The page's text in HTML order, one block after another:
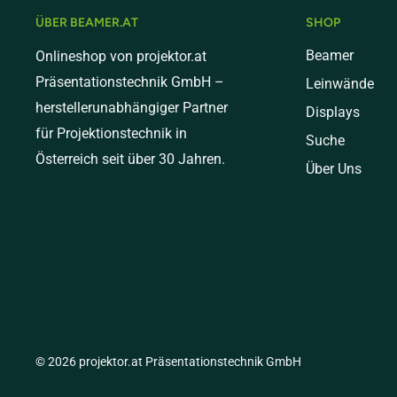
Mediumversand (bis 20 kg) - € 30,00
Schwere Pakete (bis 31 kg) - € 60,00
Sperrgut (ab 31kg) - € 149,00
Versand nach Italien
Standardversand (bis 10 kg) - € 18,00
ÜBER BEAMER.AT
Onlineshop von projektor.at
Präsentationstechnik GmbH –
herstellerunabhängiger Partner
für Projektionstechnik in
Österreich seit über 30 Jahren.
SHOP
Beamer
Leinwände
Displays
Suche
Über Uns
© 2026 projektor.at Präsentationstechnik GmbH